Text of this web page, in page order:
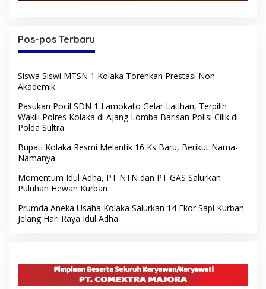
Pos-pos Terbaru
Siswa Siswi MTSN 1 Kolaka Torehkan Prestasi Non
Akademik
Pasukan Pocil SDN 1 Lamokato Gelar Latihan, Terpilih
Wakili Polres Kolaka di Ajang Lomba Barisan Polisi Cilik di
Polda Sultra
Bupati Kolaka Resmi Melantik 16 Ks Baru, Berikut Nama-
Namanya
Momentum Idul Adha, PT NTN dan PT GAS Salurkan
Puluhan Hewan Kurban
Prumda Aneka Usaha Kolaka Salurkan 14 Ekor Sapi Kurban
Jelang Hari Raya Idul Adha